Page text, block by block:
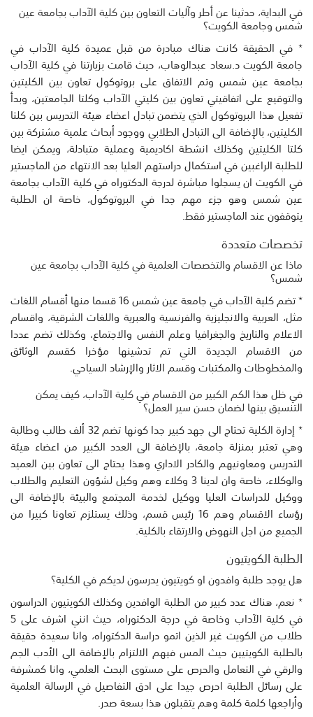
في البداية، حدثينا عن أطر وآليات التعاون بين كلية الآداب بجامعة عين
شمس وجامعة الكويت؟
٭ في الحقيقة كانت هناك مبادرة من قبل عميدة كلية الآداب في
جامعة الكويت د.سعاد عبدالوهاب، حيث قامت بزيارتنا في كلية الآداب
بجامعة عين شمس وتم الاتفاق على بروتوكول تعاون بين الكليتين
والتوقيع على اتفاقيتي تعاون بين كليتي الآداب وكلتا الجامعتين، وبدأ
تفعيل هذا البروتوكول الذي يتضمن تبادل اعضاء هيئة التدريس بين كلتا
الكليتين، بالإضافة الى التبادل الطلابي ووجود أبحاث علمية مشتركة بين
كلتا الكليتين وكذلك انشطة اكاديمية وعملية متبادلة، ويمكن ايضا
للطلبة الراغبين في استكمال دراستهم العليا بعد الانتهاء من الماجستير
في الكويت ان يسجلوا مباشرة لدرجة الدكتوراه في كلية الآداب بجامعة
عين شمس وهو جزء مهم جدا في البروتوكول، خاصة ان الطلبة
يتوقفون عند الماجستير فقط.
تخصصات متعددة
ماذا عن الاقسام والتخصصات العلمية في كلية الآداب بجامعة عين
شمس؟
٭ تضم كلية الآداب في جامعة عين شمس 16 قسما منها أقسام اللغات
مثل، العربية والانجليزية والفرنسية والعبرية واللغات الشرقية، واقسام
الاعلام والتاريخ والجغرافيا وعلم النفس والاجتماع، وكذلك تضم عددا
من الاقسام الجديدة التي تم تدشينها مؤخرا كقسم الوثائق
والمخطوطات والمكتبات وقسم الاثار والإرشاد السياحي.
في ظل هذا الكم الكبير من الاقسام في كلية الآداب، كيف يمكن
التنسيق بينها لضمان حسن سير العمل؟
٭ إدارة الكلية تحتاج الى جهد كبير جدا كونها تضم 32 ألف طالب وطالبة
وهي تعتبر بمنزلة جامعة، بالإضافة الى العدد الكبير من اعضاء هيئة
التدريس ومعاونيهم والكادر الاداري وهذا يحتاج الى تعاون بين العميد
والوكلاء، خاصة وان لدينا 3 وكلاء وهم وكيل لشؤون التعليم والطلاب
ووكيل للدراسات العليا ووكيل لخدمة المجتمع والبيئة بالإضافة الى
رؤساء الاقسام وهم 16 رئيس قسم، وذلك يستلزم تعاونا كبيرا من
الجميع من اجل النهوض والارتقاء بالكلية.
الطلبة الكويتيون
هل يوجد طلبة وافدون او كويتيون يدرسون لديكم في الكلية؟
٭ نعم، هناك عدد كبير من الطلبة الوافدين وكذلك الكويتيون الدراسون
في كلية الآداب وخاصة في درجة الدكتوراه، حيث انني اشرف على 5
طلاب من الكويت غير الذين اتمو دراسة الدكتوراه، وانا سعيدة حقيقة
بالطلبة الكويتيين حيث المس فيهم الالتزام بالإضافة الى الأدب الجم
والرقي في التعامل والحرص على مستوى البحث العلمي، وانا كمشرفة
على رسائل الطلبة احرص جيدا على ادق التفاصيل في الرسالة العلمية
وأراجعها كلمة كلمة وهم يتقبلون هذا بسعة صدر.